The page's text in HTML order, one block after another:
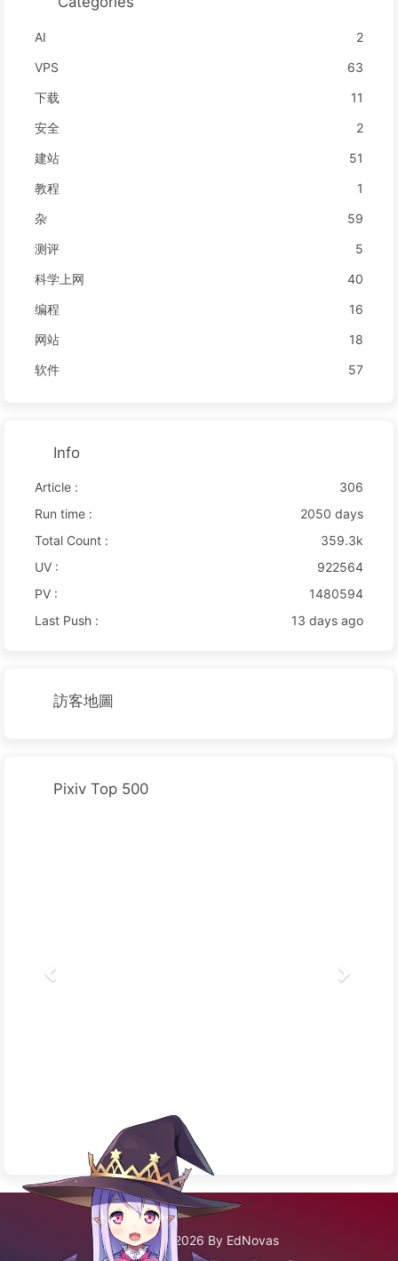
AI
2
VPS
63
下载
11
安全
2
建站
51
教程
1
杂
59
测评
5
科学上网
40
编程
16
网站
18
软件
57
Info
Article :
306
Run time :
2050 days
Total Count :
359.3k
UV :
922564
PV :
1480594
Last Push :
13 days ago
訪客地圖
Pixiv Top 500
©2020 - 2026 By EdNovas